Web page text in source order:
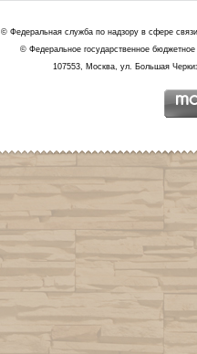
© Федеральная служба по надзору в сфере
© Федеральное государственное
107553, Москва, ул. Большая